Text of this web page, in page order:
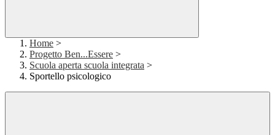
Home >
Progetto Ben...Essere >
Scuola aperta scuola integrata >
Sportello psicologico